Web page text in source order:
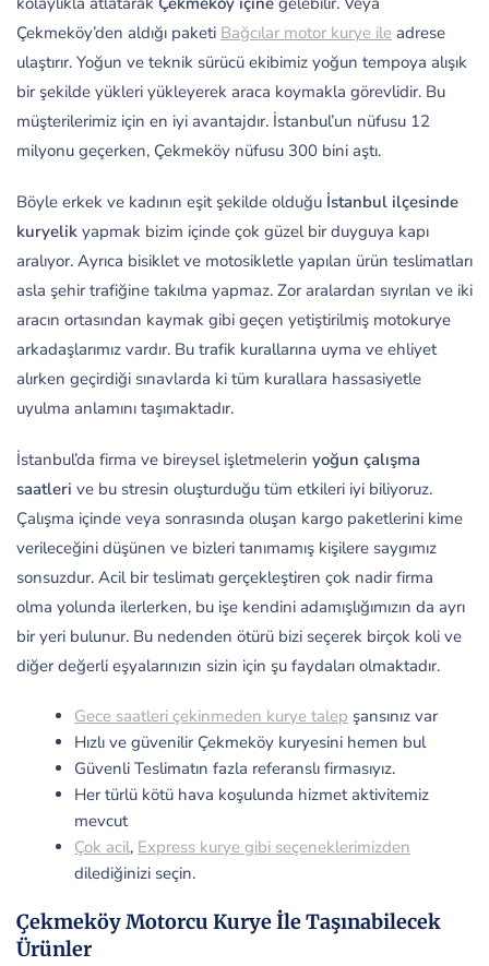
Çekmeköy’den aldığı paketi Bağcılar motor kurye ile adrese
ulaştırır. Yoğun ve teknik sürücü ekibimiz yoğun tempoya alışık
bir şekilde yükleri yükleyerek araca koymakla görevlidir. Bu
müşterilerimiz için en iyi avantajdır. İstanbul’un nüfusu 12
milyonu geçerken, Çekmeköy nüfusu 300 bini aştı.
Böyle erkek ve kadının eşit şekilde olduğu İstanbul ilçesinde
kuryelik yapmak bizim içinde çok güzel bir duyguya kapı
aralıyor. Ayrıca bisiklet ve motosikletle yapılan ürün teslimatları
asla şehir trafiğine takılma yapmaz. Zor aralardan sıyrılan ve iki
aracın ortasından kaymak gibi geçen yetiştirilmiş motokurye
arkadaşlarımız vardır. Bu trafik kurallarına uyma ve ehliyet
alırken geçirdiği sınavlarda ki tüm kurallara hassasiyetle
uyulma anlamını taşımaktadır.
İstanbul’da firma ve bireysel işletmelerin yoğun çalışma
saatleri ve bu stresin oluşturduğu tüm etkileri iyi biliyoruz.
Çalışma içinde veya sonrasında oluşan kargo paketlerini kime
verileceğini düşünen ve bizleri tanımamış kişilere saygımız
sonsuzdur. Acil bir teslimatı gerçekleştiren çok nadir firma
olma yolunda ilerlerken, bu işe kendini adamışlığımızın da ayrı
bir yeri bulunur. Bu nedenden ötürü bizi seçerek birçok koli ve
diğer değerli eşyalarınızın sizin için şu faydaları olmaktadır.
Gece saatleri çekinmeden kurye talep şansınız var
Hızlı ve güvenilir Çekmeköy kuryesini hemen bul
Güvenli Teslimatın fazla referanslı firmasıyız.
Her türlü kötü hava koşulunda hizmet aktivitemiz
mevcut
Çok acil, Express kurye gibi seçeneklerimizden
dilediğinizi seçin.
Çekmeköy Motorcu Kurye İle Taşınabilecek
Ürünler